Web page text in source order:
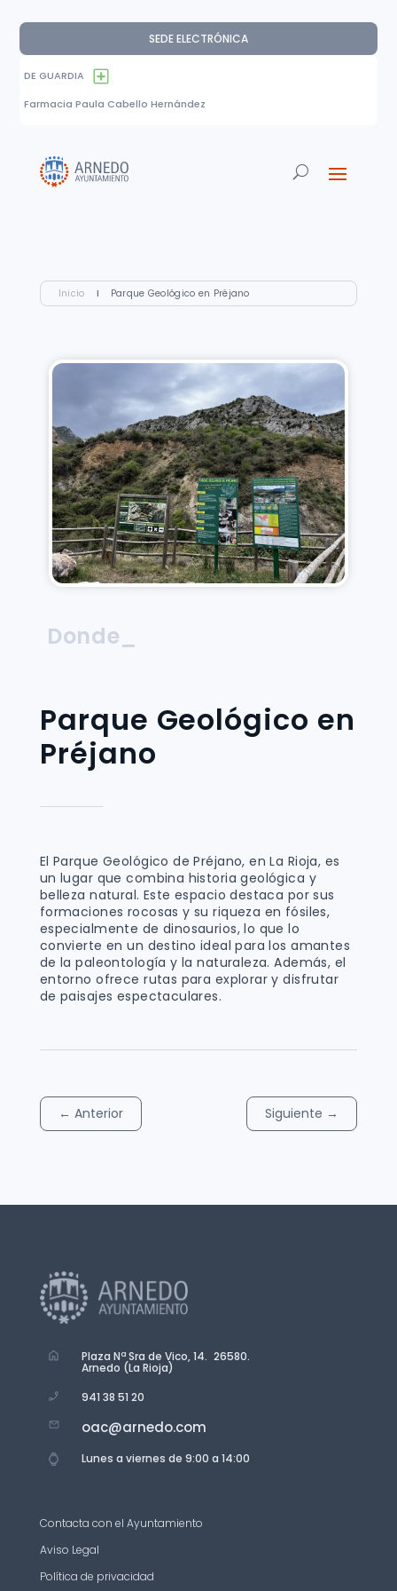
SEDE ELECTRÓNICA
DE GUARDIA
Farmacia Paula Cabello Hernández
Inicio I Parque Geológico en Préjano
Donde_
Parque Geológico en
Préjano
El Parque Geológico de Préjano, en La Rioja, es
un lugar que combina historia geológica y
belleza natural. Este espacio destaca por sus
formaciones rocosas y su riqueza en fósiles,
especialmente de dinosaurios, lo que lo
convierte en un destino ideal para los amantes
de la paleontología y la naturaleza. Además, el
entorno ofrece rutas para explorar y disfrutar
de paisajes espectaculares.
← Anterior Siguiente →
Plaza Nª Sra de Vico, 14. 26580.
Arnedo (La Rioja)
941 38 51 20
oac@arnedo.com
Lunes a viernes de 9:00 a 14:00
Contacta con el Ayuntamiento
Aviso Legal
Política de privacidad